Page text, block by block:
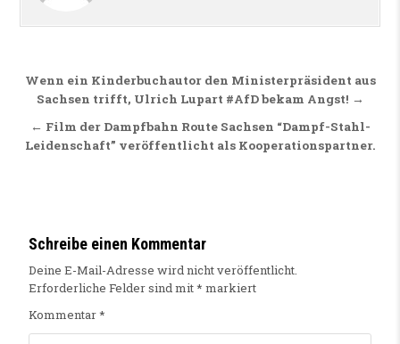
Beitragsnavigation
Wenn ein Kinderbuchautor den Ministerpräsident aus
Sachsen trifft, Ulrich Lupart #AfD bekam Angst! →
← Film der Dampfbahn Route Sachsen “Dampf-Stahl-
Leidenschaft” veröffentlicht als Kooperationspartner.
Schreibe einen Kommentar
Deine E-Mail-Adresse wird nicht veröffentlicht.
Erforderliche Felder sind mit* markiert
Kommentar*